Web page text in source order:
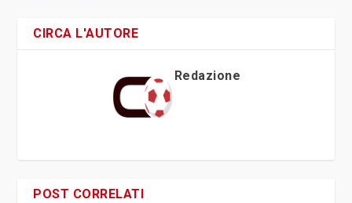
CIRCA L'AUTORE
Redazione
POST CORRELATI